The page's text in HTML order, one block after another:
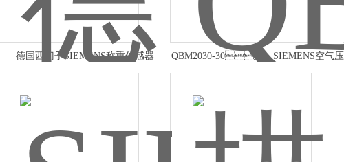
德国西门子SIEMENS称重传感器
QBM2030-30，SIEMENS空气压